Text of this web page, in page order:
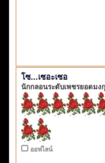
โซ...เซอะเซอ
นักกลอนระดับเพชรยอดมง
ออฟไลน์